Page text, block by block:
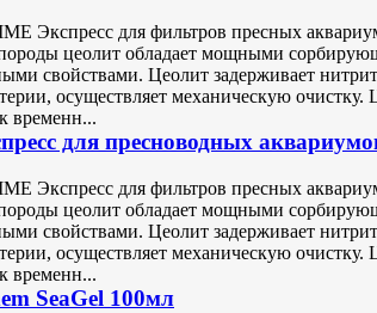
Экспресс для фильтров пресных
цеолит обладает мощными
свойствами. Цеолит задерживает
осуществляет механическую очистку.
временн...
для пресноводных
Экспресс для фильтров пресных
цеолит обладает мощными
свойствами. Цеолит задерживает
осуществляет механическую очистку.
временн...
SeaGel 100мл